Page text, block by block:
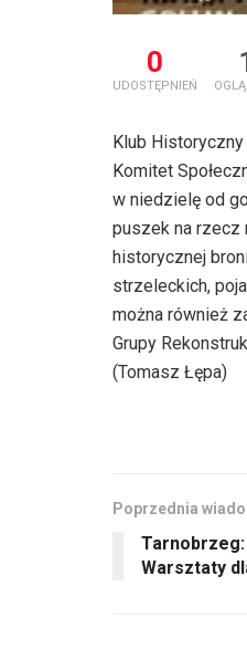
0
UDOSTĘPNIEŃ
Klub
Komitet
w niedzielę od
puszek na rzecz
historycznej
strzeleckich,
można również
Grupy
(Tomasz Łępa)
Poprzednia
Warsztaty